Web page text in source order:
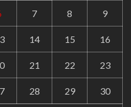
7 8 9
14 15 16
21 22 23
28 29 30